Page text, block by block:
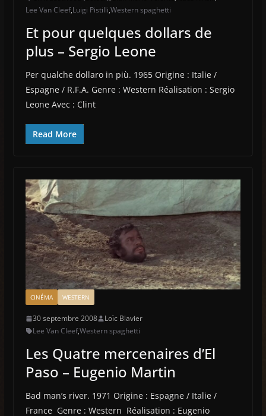
Lee Van Cleef,Luigi Pistilli,Western spaghetti
Et pour quelques dollars de
plus – Sergio Leone
Per qualche dollaro in più. 1965 Origine : Italie /
Espagne / R.F.A. Genre : Western Réalisation : Sergio
Leone Avec : Clint
Read More
CINÉMA WESTERN
30 septembre 2008
Loïc Blavier
Lee Van Cleef,Western spaghetti
Les Quatre mercenaires d’El
Paso – Eugenio Martin
Bad man’s river. 1971 Origine : Espagne / Italie /
France Genre : Western Réalisation : Eugenio